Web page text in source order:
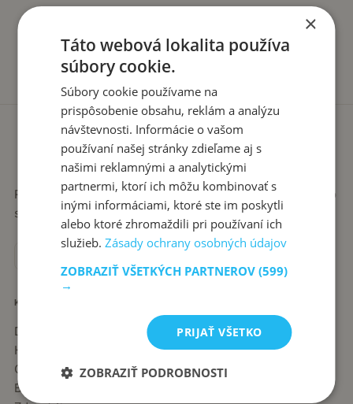
Recepty píše babka Stanka. Jednoduché, poctivé jedlá zo
slovenskej kuchyne, ktoré sa vždy podaria.
KATEGÓRIE
Dezerty
Hlavné jedlá
Chuťovky
Babkine rady
×
Táto webová lokalita používa
súbory cookie.
Súbory cookie používame na
prispôsobenie obsahu, reklám a analýzu
návštevnosti. Informácie o vašom
používaní našej stránky zdieľame aj s
našimi reklamnými a analytickými
partnermi, ktorí ich môžu kombinovať s
inými informáciami, ktoré ste im poskytli
alebo ktoré zhromaždili pri používaní ich
služieb.Zásady ochrany osobných údajov
ZOBRAZIŤ VŠETKÝCH PARTNEROV(599)
→
PRIJAŤ VŠETKO
ZOBRAZIŤ PODROBNOSTI